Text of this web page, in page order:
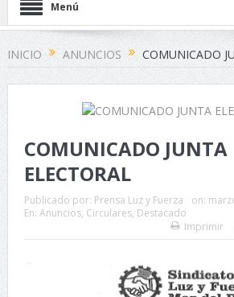
Menú
INICIO ANUNCIOS COMUNICADO
COMUNICADO JUNTA
ELECTORAL
Publicado por: Prensa Luz y Fuerza on:
En: Anuncios, Circulares, Destacado
Imprimir